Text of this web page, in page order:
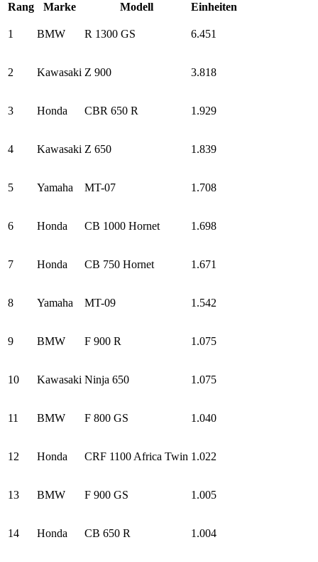
Rang Marke Modell Einheiten
1 BMW R 1300 GS 6.451
2 Kawasaki Z 900 3.818
3 Honda CBR 650 R 1.929
4 Kawasaki Z 650 1.839
5 Yamaha MT-07 1.708
6 Honda CB 1000 Hornet 1.698
7 Honda CB 750 Hornet 1.671
8 Yamaha MT-09 1.542
9 BMW F 900 R 1.075
10 Kawasaki Ninja 650 1.075
11 BMW F 800 GS 1.040
12 Honda CRF 1100 Africa Twin 1.022
13 BMW F 900 GS 1.005
14 Honda CB 650 R 1.004